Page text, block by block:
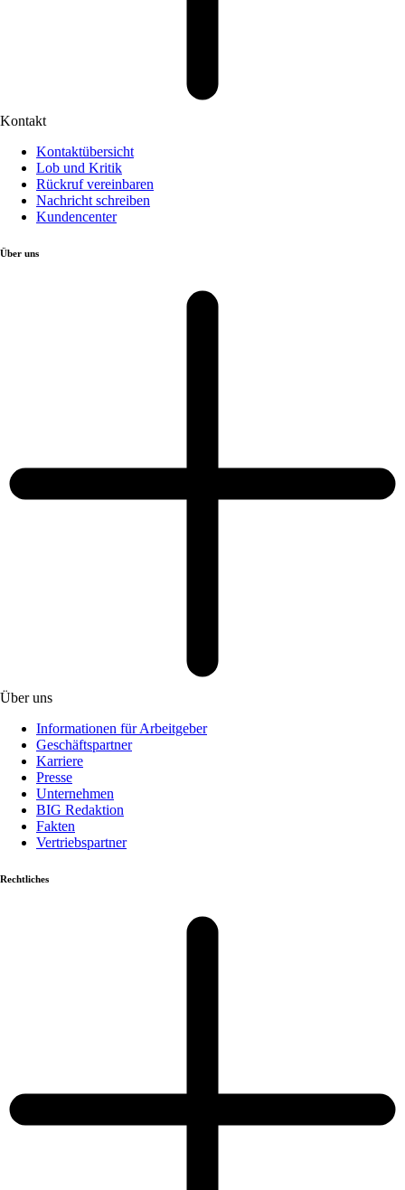
Kontakt
Kontaktübersicht
Lob und Kritik
Rückruf vereinbaren
Nachricht schreiben
Kundencenter
Über uns
Über uns
Informationen für Arbeitgeber
Geschäftspartner
Karriere
Presse
Unternehmen
BIG Redaktion
Fakten
Vertriebspartner
Rechtliches